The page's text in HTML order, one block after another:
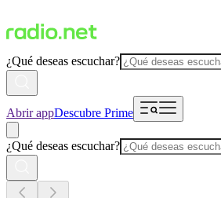
¿Qué deseas escuchar?
Abrir appDescubre Prime
¿Qué deseas escuchar?